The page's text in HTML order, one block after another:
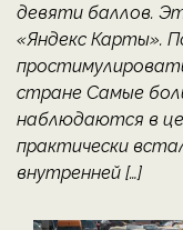
девяти баллов.
«Яндекс Карты».
стране Самые
наблюдаются в
практически
внутренней […]